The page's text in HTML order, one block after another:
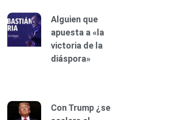
Alguien que
apuesta a «la
victoria de la
diáspora»
Con Trump ¿se